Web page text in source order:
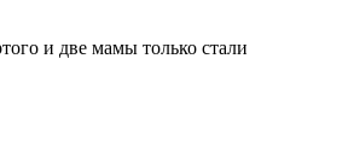
и две мамы только стали